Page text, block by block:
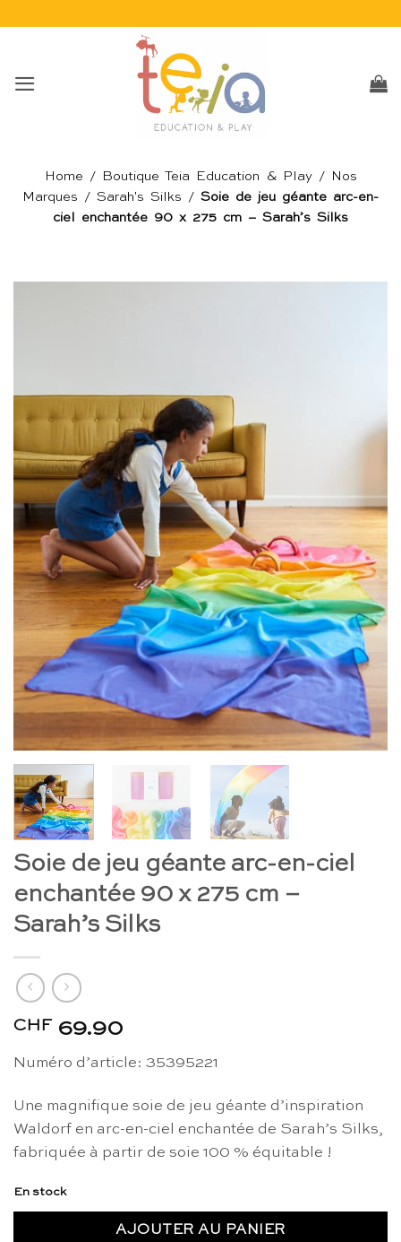
Home / Boutique Teia Education & Play/
Nos
Marques / Sarah's Silks / Soie de jeu géante arc-en-
ciel enchantée 90 x 275 cm – Sarah’s Silks
Soie de jeu géante arc-en-ciel
enchantée 90 x 275 cm –
Sarah’s Silks
CHF 69.90
Numéro d’article: 35395221
Une magnifique soie de jeu géante d’inspiration
Waldorf en arc-en-ciel enchantée de Sarah’s Silks,
fabriquée à partir de soie 100 % équitable !
En stock
AJOUTER AU PANIER